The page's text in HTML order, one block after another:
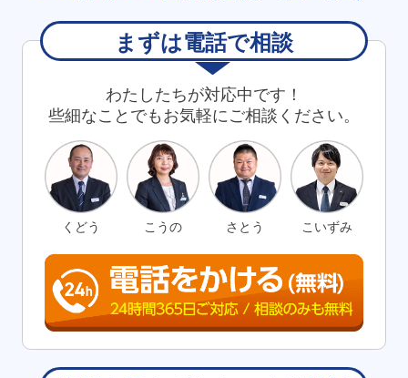
まずは電話で相談
わたしたちが対応中です！
些細なことでもお気軽にご相談ください。
くどう こうの さとう こいずみ